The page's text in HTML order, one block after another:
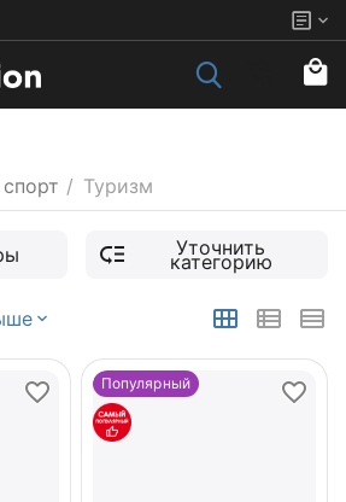
/ Туризм
Уточнить
категорию
Популярный